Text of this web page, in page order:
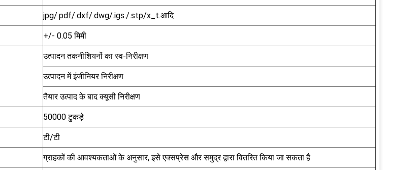
jpg/.pdf/.dxf/.dwg/.igs./.stp/x_t.आदि
+/- 0.05 मिमी
उत्पादन तकनीशियनों का स्व-निरीक्षण
उत्पादन में इंजीनियर निरीक्षण
तैयार उत्पाद के बाद क्यूसी निरीक्षण
50000 टुकड़े
टी/टी
ग्राहकों की आवश्यकताओं के अनुसार, इसे एक्सप्रेस और समुद्र द्वारा वितरित किया जा सकता है